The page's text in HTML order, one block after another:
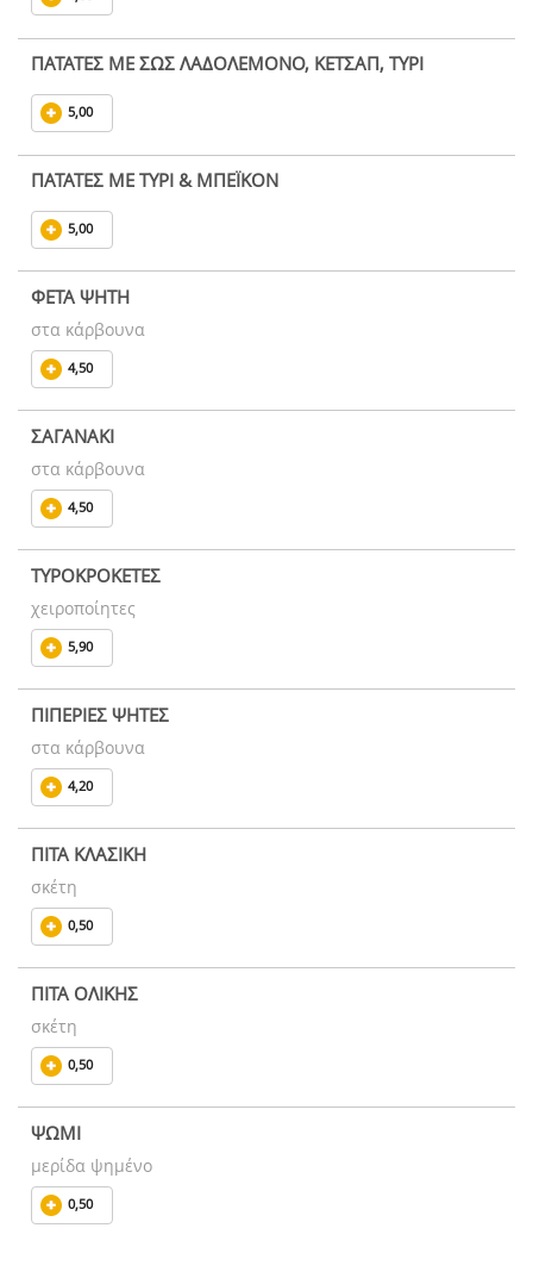
ΠΑΤΑΤΕΣ ΜΕ ΣΩΣ ΛΑΔΟΛΕΜΟΝΟ, ΚΕΤΣΑΠ, ΤΥΡΙ
5,00
ΠΑΤΑΤΕΣ ΜΕ ΤΥΡΙ & ΜΠΕΪΚΟΝ
5,00
ΦΕΤΑ ΨΗΤΗ
στα κάρβουνα
4,50
ΣΑΓΑΝΑΚΙ
στα κάρβουνα
4,50
ΤΥΡΟΚΡΟΚΕΤΕΣ
χειροποίητες
5,90
ΠΙΠΕΡΙΕΣ ΨΗΤΕΣ
στα κάρβουνα
4,20
ΠΙΤΑ ΚΛΑΣΙΚΗ
σκέτη
0,50
ΠΙΤΑ ΟΛΙΚΗΣ
σκέτη
0,50
ΨΩΜΙ
μερίδα ψημένο
0,50